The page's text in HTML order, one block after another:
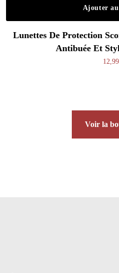
Ajouter
Lunettes De Protection
Antibuée Et
12,99
Voir la